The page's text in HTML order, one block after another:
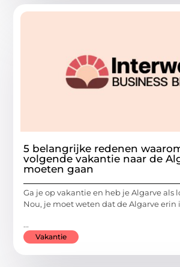
5 belangrijke redenen
volgende vakantie naar de
moeten gaan
Ga je op vakantie en heb je Algarve als
Nou, je moet weten dat de Algarve erin
...
Vakantie